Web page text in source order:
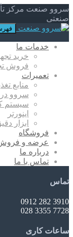
سروو صنعت مرکز
صنعتی
خدمات ما
خرید
فروش
تعمیرات
منابع
سروو
سیستم
اینورتر
ابزار
فروشگاه
عرضه و فروش
درباره ما
تماس با ما
تماس
3910 282 0912
7728 3355 028
ساعات کاری